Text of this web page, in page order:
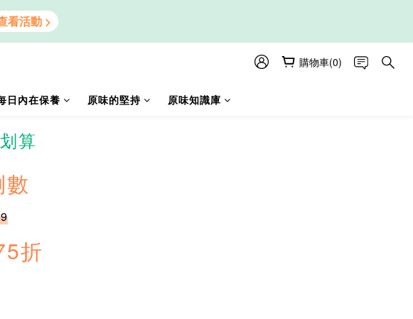
吐司
購物車(0)
日內在保養 原味的堅持 原味知識庫
算
折